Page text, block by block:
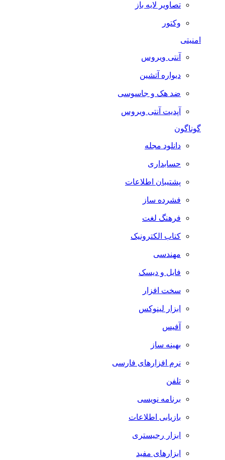
تصاویر لایه باز
وکتور
امنیتی
آنتی ویروس
دیواره آتشین
ضد هک و جاسوسی
آپدیت آنتی ویروس
گوناگون
دانلود مجله
حسابداری
پشتیبان اطلاعات
فشرده ساز
فرهنگ لغت
کتاب الکترونیک
مهندسی
فایل و دیسک
سخت افزار
ابزار لینوکس
آفیس
بهینه ساز
نرم افزارهای فارسی
تلفن
برنامه نویسی
بازیابی اطلاعات
ابزار رجیستری
ابزارهای مفید